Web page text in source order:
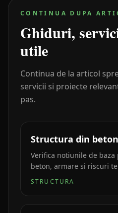
CONTINUA DUPA
Ghiduri,
utile
Continua de la articol
servicii si proiecte
pas.
Structura din
Verifica notiunile de
beton, armare si riscuri
STRUCTURA